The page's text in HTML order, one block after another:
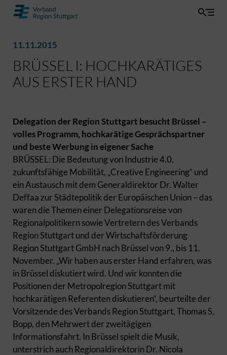
11.11.2015
BRÜSSEL I: HOCHKARÄTIGES
AUS ERSTER HAND
Delegation der Region Stuttgart besucht Brüssel –
volles Programm, hochkarätige Gesprächspartner
und beste Werbung in eigener Sache
BRÜSSEL: Die Bedeutung von Industrie 4.0,
zukunftsfähige Mobilität, „Creative Engineering“ und
ein Austausch mit dem Generaldirektor Dr. Walter
Deffaa zur Städtepolitik der Europäischen Union – das
waren die Themen einer Delegationsreise von
Regionalpolitikern sowie Vertretern des Verbands
Region Stuttgart und der Wirtschaftsförderung
Region Stuttgart GmbH nach Brüssel von 9., bis 11.
November. „Wir haben aus erster Hand erfahren, was
in Brüssel diskutiert wird. Und wir konnten die
Positionen der Metropolregion Stuttgart mit
hochkarätigen Referenten diskutieren“, beurteilte der
Vorsitzende des Verbands Region Stuttgart, Thomas S.
Bopp, den Mehrwert der zweitägigen
Informationsfahrt. In Brüssel spielt die Musik,
unterstrich auch Regionaldirektorin Dr. Nicola